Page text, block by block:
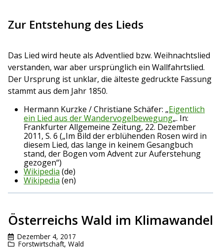
Zur Entstehung des Lieds
Das Lied wird heute als Adventlied bzw. Weihnachtslied
verstanden, war aber ursprünglich ein Wallfahrtslied.
Der Ursprung ist unklar, die älteste gedruckte Fassung
stammt aus dem Jahr 1850.
Hermann Kurzke / Christiane Schäfer: „Eigentlich
ein Lied aus der Wandervogelbewegung„. In:
Frankfurter Allgemeine Zeitung, 22. Dezember
2011, S. 6 („Im Bild der erblühenden Rosen wird in
diesem Lied, das lange in keinem Gesangbuch
stand, der Bogen vom Advent zur Auferstehung
gezogen“)
Wikipedia (de)
Wikipedia (en)
Österreichs Wald im Klimawandel
Dezember 4, 2017
Forstwirtschaft, Wald